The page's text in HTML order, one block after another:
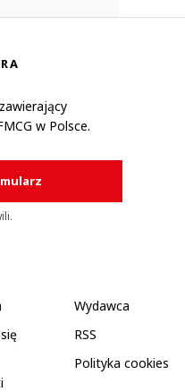
w Polsce.
Wydawca
RSS
Polityka cookies